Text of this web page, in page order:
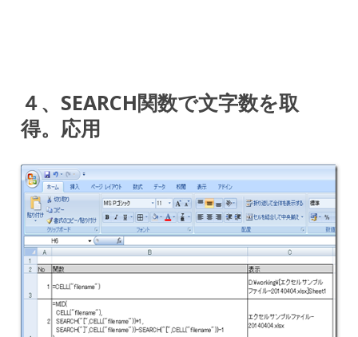
４、SEARCH関数で文字数を取
得。応用